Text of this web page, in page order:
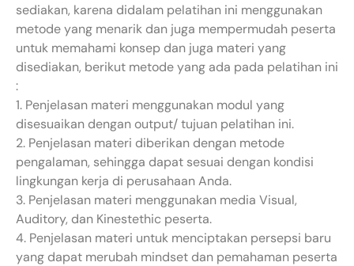
sediakan, karena didalam pelatihan ini menggunakan
metode yang menarik dan juga mempermudah peserta
untuk memahami konsep dan juga materi yang
disediakan, berikut metode yang ada pada pelatihan ini
:
1. Penjelasan materi menggunakan modul yang
disesuaikan dengan output/ tujuan pelatihan ini.
2. Penjelasan materi diberikan dengan metode
pengalaman, sehingga dapat sesuai dengan kondisi
lingkungan kerja di perusahaan Anda.
3. Penjelasan materi menggunakan media Visual,
Auditory, dan Kinestethic peserta.
4. Penjelasan materi untuk menciptakan persepsi baru
yang dapat merubah mindset dan pemahaman peserta